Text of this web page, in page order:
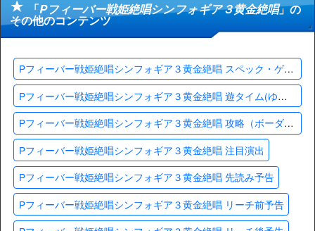
「Pフィーバー戦姫絶唱シンフォギア３黄金絶唱」の
その他のコンテンツ
Pフィーバー戦姫絶唱シンフォギア３黄金絶唱 スペック・ゲームフロー
Pフィーバー戦姫絶唱シンフォギア３黄金絶唱 遊タイム(ゆうタイム)・天井
Pフィーバー戦姫絶唱シンフォギア３黄金絶唱 攻略（ボーダー・止め打ち）
Pフィーバー戦姫絶唱シンフォギア３黄金絶唱 注目演出
Pフィーバー戦姫絶唱シンフォギア３黄金絶唱 先読み予告
Pフィーバー戦姫絶唱シンフォギア３黄金絶唱 リーチ前予告